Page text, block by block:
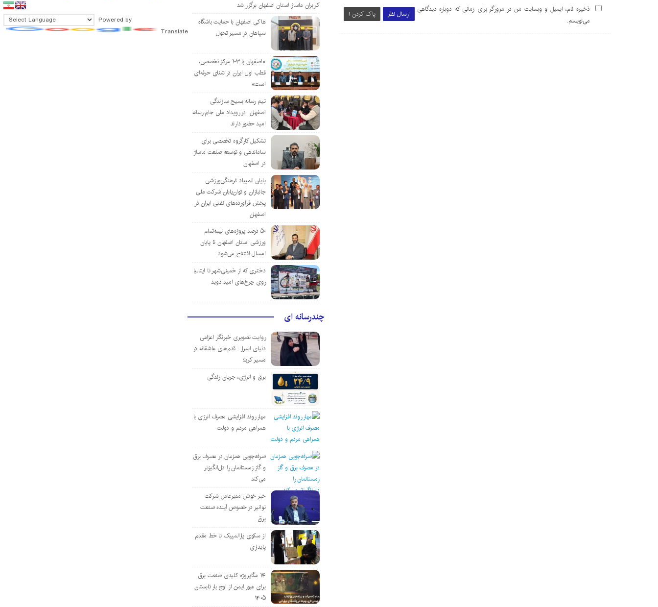
ارسال نظر پاک کردن !
ذخیره نام، ایمیل و وبسایت من در مرورگر برای زمانی که دوباره دیدگاهی
می‌نویسم.
کاربران ماساژ استان اصفهان برگزار شد
هاکی اصفهان با حمایت باشگاه
سپاهان در مسیر تحول
«اصفهان با ۱۰۳ مرکز تخصصی،
قطب اول ایران در شنای حرفه‌ای
است»
تیم رسانه بسیج سازندگی
اصفهان در رویداد ملی جام رسانه
امید حضور دارند
تشکیل کارگروه تخصصی برای
ساماندهی و توسعه صنعت ماساژ
در اصفهان
پایان المپیاد فرهنگی‌ورزشی
جانبازان و توان‌یابان شرکت ملی
پخش فرآورده‌های نفتی ایران در
اصفهان
۵۰ درصد پروژه‌های نیمه‌تمام
ورزشی استان اصفهان تا پایان
امسال افتتاح می‌شود
دختری که از خمینی‌شهر تا ایتالیا
روی چرخ‌های امید دوید
چندرسانه ای
روایت تصویری خبرنگار اعزامی
دنیای اسرار : قدم‌های عاشقانه در
مسیر کربلا
برق و انرژی، جریان زندگی
مهار روند افزایشی مصرف انرژی با
همراهی مردم و دولت
صرفه‌جویی همزمان در مصرف برق
و گاز زمستانمان را دل‌انگیزتر
می‌کند
خبر خوش مدیرعامل شرکت
توانیر در خصوص آینده صنعت
برق
از سکوی پارالمپیک تا خط مقدم
پایداری
۱۴ مگاپروژه‌ کلیدی صنعت برق
برای عبور ایمن از اوج بار تابستان
۱۴۰۵
Powered by
Translate